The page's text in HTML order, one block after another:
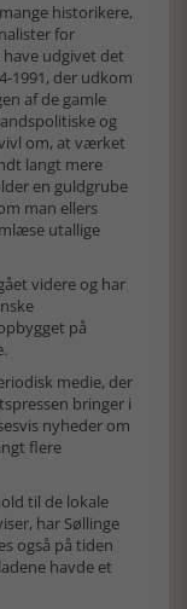
historikere,
for
udgivet det
1991, der udkom
af de gamle
og
om, at værket
langt mere
en guldgrube
man ellers
utallige
videre og har
på
medie, der
bringer i
nyheder om
flere
til de lokale
har Søllinge
også på tiden
havde et